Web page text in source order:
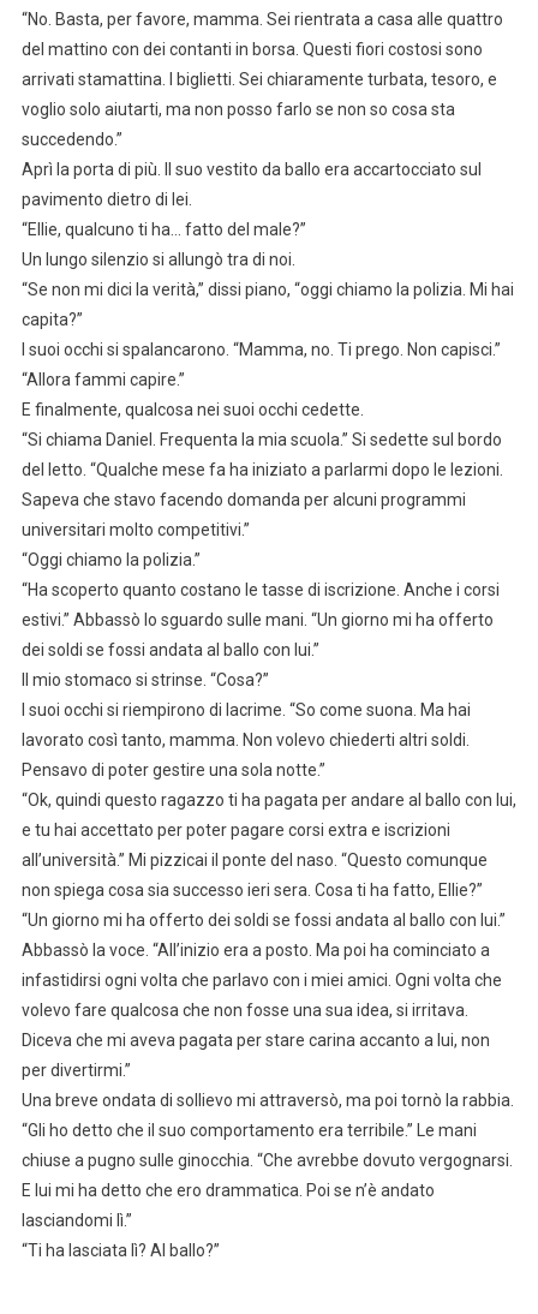
“No. Basta, per favore, mamma. Sei rientrata a casa alle quattro
del mattino con dei contanti in borsa. Questi fiori costosi sono
arrivati stamattina. I biglietti. Sei chiaramente turbata, tesoro, e
voglio solo aiutarti, ma non posso farlo se non so cosa sta
succedendo.”
Aprì la porta di più. Il suo vestito da ballo era accartocciato sul
pavimento dietro di lei.
“Ellie, qualcuno ti ha… fatto del male?”
Un lungo silenzio si allungò tra di noi.
“Se non mi dici la verità,” dissi piano, “oggi chiamo la polizia. Mi hai
capita?”
I suoi occhi si spalancarono. “Mamma, no. Ti prego. Non capisci.”
“Allora fammi capire.”
E finalmente, qualcosa nei suoi occhi cedette.
“Si chiama Daniel. Frequenta la mia scuola.” Si sedette sul bordo
del letto. “Qualche mese fa ha iniziato a parlarmi dopo le lezioni.
Sapeva che stavo facendo domanda per alcuni programmi
universitari molto competitivi.”
“Oggi chiamo la polizia.”
“Ha scoperto quanto costano le tasse di iscrizione. Anche i corsi
estivi.” Abbassò lo sguardo sulle mani. “Un giorno mi ha offerto
dei soldi se fossi andata al ballo con lui.”
Il mio stomaco si strinse. “Cosa?”
I suoi occhi si riempirono di lacrime. “So come suona. Ma hai
lavorato così tanto, mamma. Non volevo chiederti altri soldi.
Pensavo di poter gestire una sola notte.”
“Ok, quindi questo ragazzo ti ha pagata per andare al ballo con lui,
e tu hai accettato per poter pagare corsi extra e iscrizioni
all’università.” Mi pizzicai il ponte del naso. “Questo comunque
non spiega cosa sia successo ieri sera. Cosa ti ha fatto, Ellie?”
“Un giorno mi ha offerto dei soldi se fossi andata al ballo con lui.”
Abbassò la voce. “All’inizio era a posto. Ma poi ha cominciato a
infastidirsi ogni volta che parlavo con i miei amici. Ogni volta che
volevo fare qualcosa che non fosse una sua idea, si irritava.
Diceva che mi aveva pagata per stare carina accanto a lui, non
per divertirmi.”
Una breve ondata di sollievo mi attraversò, ma poi tornò la rabbia.
“Gli ho detto che il suo comportamento era terribile.” Le mani
chiuse a pugno sulle ginocchia. “Che avrebbe dovuto vergognarsi.
E lui mi ha detto che ero drammatica. Poi se n’è andato
lasciandomi lì.”
“Ti ha lasciata lì? Al ballo?”